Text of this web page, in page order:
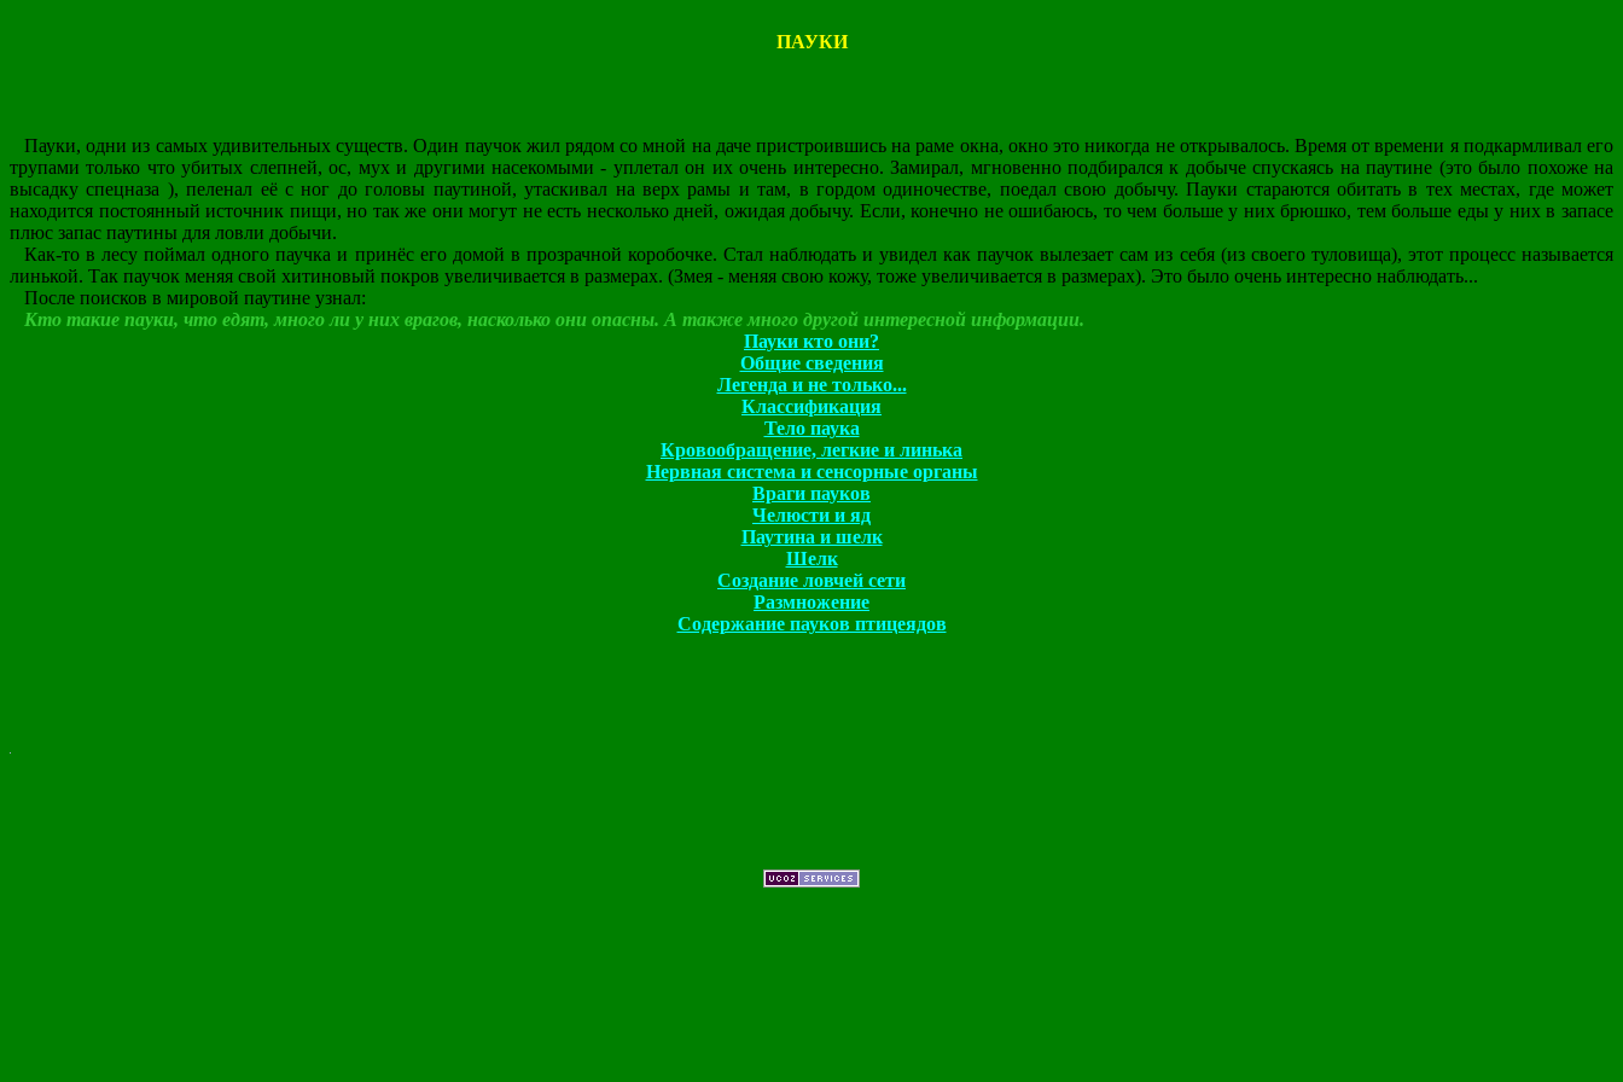
ПАУКИ
Пауки, одни из самых удивительных существ. Один паучок жил рядом со мной на даче пристроившись на раме окна, окно это никогда не открывалось. Время от времени я подкармливал его
трупами только что убитых слепней, ос, мух и другими насекомыми - уплетал он их очень интересно. Замирал, мгновенно подбирался к добыче спускаясь на паутине (это было похоже на
высадку спецназа ), пеленал её с ног до головы паутиной, утаскивал на верх рамы и там, в гордом одиночестве, поедал свою добычу. Пауки стараются обитать в тех местах, где может
находится постоянный источник пищи, но так же они могут не есть несколько дней, ожидая добычу. Если, конечно не ошибаюсь, то чем больше у них брюшко, тем больше еды у них в запасе
плюс запас паутины для ловли добычи.
Как-то в лесу поймал одного паучка и принёс его домой в прозрачной коробочке. Стал наблюдать и увидел как паучок вылезает сам из себя (из своего туловища), этот процесс называется
линькой. Так паучок меняя свой хитиновый покров увеличивается в размерах. (Змея - меняя свою кожу, тоже увеличивается в размерах). Это было очень интересно наблюдать...
После поисков в мировой паутине узнал:
Кто такие пауки, что едят, много ли у них врагов, насколько они опасны. А также много другой интересной информации.
Пауки кто они?
Общие сведения
Легенда и не только...
Классификация
Тело паука
Кровообращение, легкие и линька
Нервная система и сенсорные органы
Враги пауков
Челюсти и яд
Паутина и шелк
Шелк
Создание ловчей сети
Размножение
Содержание пауков птицеядов